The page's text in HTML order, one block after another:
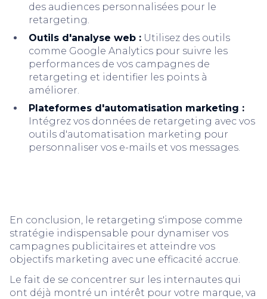
des audiences personnalisées pour le
retargeting.
Outils d'analyse web : Utilisez des outils
comme Google Analytics pour suivre les
performances de vos campagnes de
retargeting et identifier les points à
améliorer.
Plateformes d'automatisation marketing :
Intégrez vos données de retargeting avec vos
outils d'automatisation marketing pour
personnaliser vos e-mails et vos messages.
En conclusion, le retargeting s'impose comme
stratégie indispensable pour dynamiser vos
campagnes publicitaires et atteindre vos
objectifs marketing avec une efficacité accrue.
Le fait de se concentrer sur les internautes qui
ont déjà montré un intérêt pour votre marque, va